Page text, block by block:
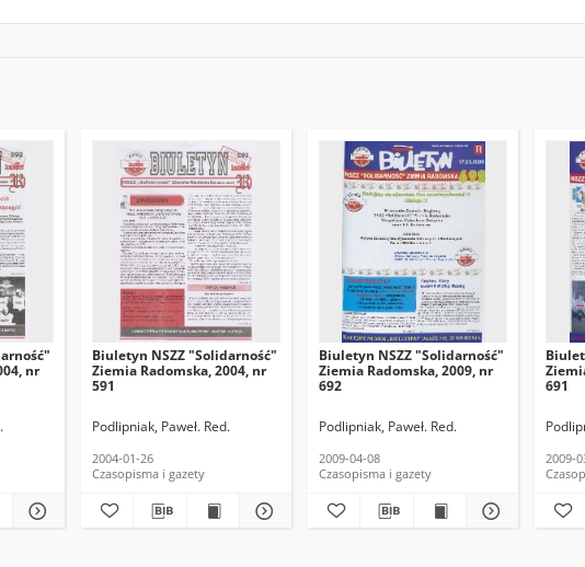
nr
Biuletyn NSZZ "Solidarność"
Ziemia Radomska, 2004, nr
591
Podlipniak, Paweł. Red.
2004-01-26
Czasopisma i gazety
Biuletyn NSZZ "Solidarność"
Ziemia Radomska, 2009, nr
692
Podlipniak, Paweł. Red.
2009-04-08
Czasopisma i gazety
691
2009-